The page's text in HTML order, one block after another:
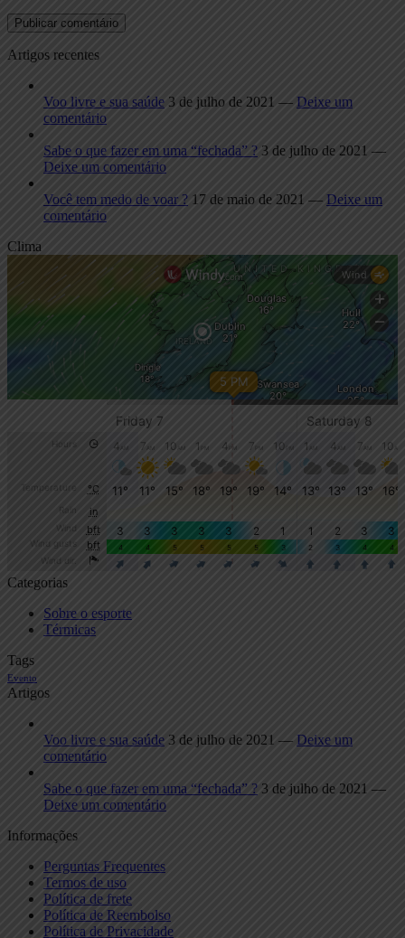
Artigos recentes
Voo livre e sua saúde 3 de julho de 2021 — Deixe um
comentário
Sabe o que fazer em uma “fechada” ? 3 de julho de 2021 —
Deixe um comentário
Você tem medo de voar ? 17 de maio de 2021 — Deixe um
comentário
Clima
Categorias
Sobre o esporte
Térmicas
Tags
Evento
Artigos
Voo livre e sua saúde 3 de julho de 2021 — Deixe um
comentário
Sabe o que fazer em uma “fechada” ? 3 de julho de 2021 —
Deixe um comentário
Informações
Perguntas Frequentes
Termos de uso
Política de frete
Política de Reembolso
Política de Privacidade